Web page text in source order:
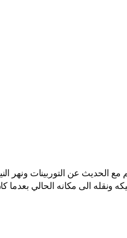
مع الحديث عن التوربينات
ونقله الى مكانه الحالي بعدما